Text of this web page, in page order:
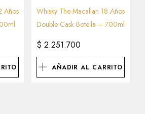
Años
Whisky The Macallan 18 Años
Double Cask Botella – 700ml
$ 2.251.700
AÑADIR AL CARRITO